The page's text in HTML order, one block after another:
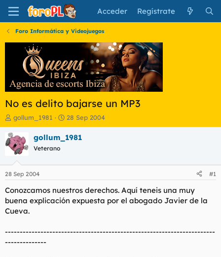
Acceder Regístrate
Foro Informática y Videojuegos
No es delito bajarse un MP3
I
n
i
c
i
a
d
o
r
e
l
e
m
gollum_1981
F
e
c
i
n
c
28 Sep 2004
gollum_1981
Veterano
28 Sep 2004 #1
Conozcamos nuestros derechos. Aquí teneis una muy
buena explicación expuesta por el abogado Javier de la
Cueva.
-----------------------------------------------------------------------
--------------